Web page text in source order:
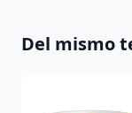
Del mismo